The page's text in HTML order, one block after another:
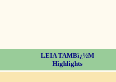
LEIA TAMBï¿½M
Highlights